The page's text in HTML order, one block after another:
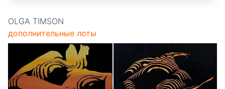
OLGA TIMSON
дополнительные лоты